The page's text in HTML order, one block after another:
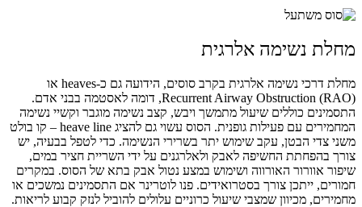
מחלת נשימה אלרגית
מחלת דרכי נשימה אלרגית בקרב סוסים, הידועה גם כ-heaves או
Recurrent Airway Obstruction (RAO), דומה לאסטמה בבני אדם.
התסמינים כוללים שיעול מתמשך ויבש, קצב נשימה מוגבר וקשיי נשימה
המחמירים עם פעילות גופנית. הסוס עשוי גם להציג heave line – קו בולט
משני צדי הבטן, עקב שימוש יתר בשרירי הנשימה. כדי לטפל בבעיה, יש
צורך בהפחתת החשיפה לאבק ולאלרגנים על ידי השריית חציר במים,
שיפור אוורור האורווה ושימוש במצע נטול אבק בתא של הסוס. במקרים
חמורים, ייתכן צורך בסטרואידים. פנו לוטרינר אם התסמינים נמשכים או
מחמירים, מכיוון שמצבי שיעול כרוניים עלולים להוביל לנזק קבוע לריאות.